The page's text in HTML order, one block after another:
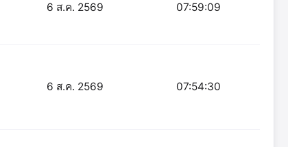
6 ส.ค. 2569 07:59:09
6 ส.ค. 2569 07:54:30